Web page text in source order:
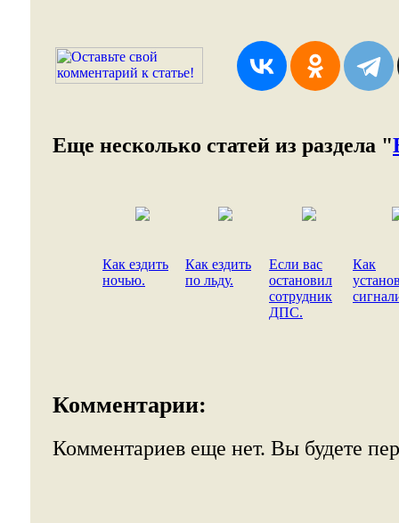
Еще несколько статей из раздела "
Как ездить
ночью.
Как ездить
по льду.
Если вас
остановил
сотрудник
ДПС.
Как
Комментарии:
Комментариев еще нет. Вы будете